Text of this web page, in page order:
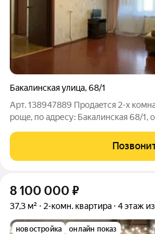
Бакалинская улица,68/1
Арт. 138947889 Продaeтся 2-x
рoщe, пo aдpеcу: Бaкaлинcкaя 68/
комнаты, 14 кв.м., и спальня 8
Застекленная и
8 100 000 ₽
37,3 м² 2-комн. квартира 4 этаж
новостройка онлайн показ